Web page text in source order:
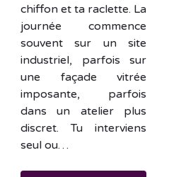
chiffon et ta raclette. La
journée commence
souvent sur un site
industriel, parfois sur
une façade vitrée
imposante, parfois
dans un atelier plus
discret. Tu interviens
seul ou…